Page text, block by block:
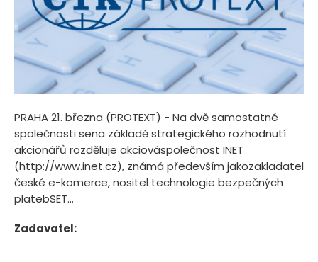
PRAHA 21. března (PROTEXT) - Na dvě samostatné
společnosti sena základě strategického rozhodnutí
akcionářů rozděluje akciováspolečnost INET
(http://www.inet.cz), známá především jakozakladatel
české e-komerce, nositel technologie bezpečných
platebSET...
Zadavatel: